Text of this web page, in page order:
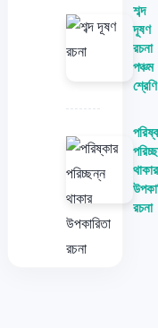
শব্দ
দূষণ
রচনা
পঞ্চম
শ্রেণি
থাকার
রচনা